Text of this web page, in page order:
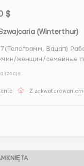
$
(Winterthur)
на склад пивной продукции “Brooklynbrewery"
женщин/семейные
Z zakwaterowaniem